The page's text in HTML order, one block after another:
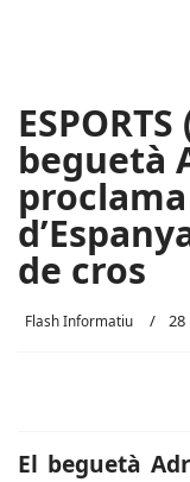
beguetà
de cros
Flash Informatiu 28
El beguetà